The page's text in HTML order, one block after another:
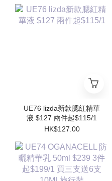
UE76 lizda新款腮紅精華
液 $127 兩件起$115/1
HK$127.00